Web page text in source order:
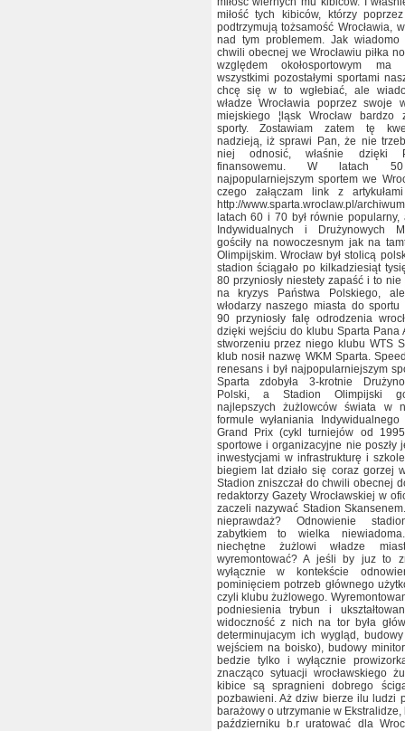
miłość tych kibiców, którzy
podtrzymują tożsamość Wrocławia,
nad tym problemem. Jak wiadomo
chwili obecnej we Wrocławiu piłka
względem okołosportowym
wszystkimi pozostałymi sportami
chcę się w to wgłebiać, ale
władze Wrocławia poprzez swoje
miejskiego ¦ląsk Wrocław bardzo
sporty. Zostawiam zatem tę
nadzieją, iż sprawi Pan, że nie
niej odnosić, właśnie dzięki
finansowemu. W latach
najpopularniejszym sportem we
czego załączam link z
http://www.sparta.wroclaw.pl/
latach 60 i 70 był równie
Indywidualnych i Drużynowych
gościły na nowoczesnym jak na
Olimpijskim. Wrocław był stolicą
stadion ściągało po kilkadziesiąt
80 przyniosły niestety zapaść i to
na kryzys Państwa Polskiego,
włodarzy naszego miasta do
90 przyniosły falę odrodzenia
dzięki wejściu do klubu Sparta Pana
stworzeniu przez niego klubu WTS
klub nosił nazwę WKM Sparta.
renesans i był najpopularniejszym
Sparta zdobyła 3-krotnie
Polski, a Stadion Olimpijski
najlepszych żużlowców świata w
formule wyłaniania
Grand Prix (cykl turniejów od
sportowe i organizacyjne nie poszły
inwestycjami w infrastrukturę i
biegiem lat działo się coraz gorzej
Stadion zniszczał do chwili obecnej
redaktorzy Gazety Wrocławskiej w
zaczeli nazywać Stadion
nieprawdaż? Odnowienie
zabytkiem to wielka
niechętne żużlowi władze
wyremontować? A jeśli by juz to
wyłącznie w kontekście
pominięciem potrzeb głównego
czyli klubu żużlowego.
podniesienia trybun i
widoczność z nich na tor była
determinujacym ich wygląd,
wejściem na boisko), budowy
bedzie tylko i wyłącznie
znacząco sytuacji wrocławskiego
kibice są spragnieni dobrego
pozbawieni. Aż dziw bierze ilu ludzi
barażowy o utrzymanie w Ekstralidze,
październiku b.r uratować dla